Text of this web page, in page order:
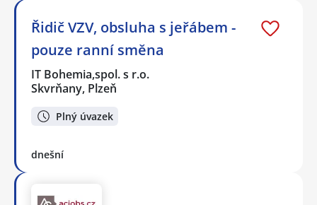
Řidič VZV, obsluha s jeřábem -
pouze ranní směna
IT Bohemia,spol. s r.o.
Skvrňany, Plzeň
Plný úvazek
dnešní